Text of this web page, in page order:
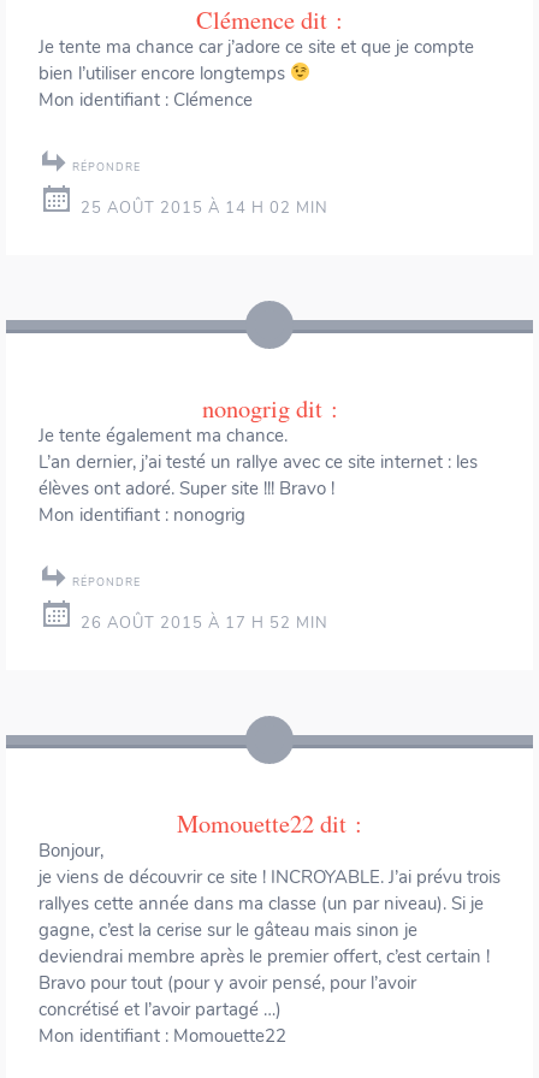
Clémencedit :
Je tente ma chance car j’adore ce site et que je compte
bien l’utiliser encore longtemps
Mon identifiant : Clémence
RÉPONDRE
25 AOÛT 2015 À 14 H 02 MIN
nonogrigdit :
Je tente également ma chance.
L’an dernier, j’ai testé un rallye avec ce site internet : les
élèves ont adoré. Super site !!! Bravo !
Mon identifiant : nonogrig
RÉPONDRE
26 AOÛT 2015 À 17 H 52 MIN
Momouette22dit :
Bonjour,
je viens de découvrir ce site ! INCROYABLE. J’ai prévu trois
rallyes cette année dans ma classe (un par niveau). Si je
gagne, c’est la cerise sur le gâteau mais sinon je
deviendrai membre après le premier offert, c’est certain !
Bravo pour tout (pour y avoir pensé, pour l’avoir
concrétisé et l’avoir partagé …)
Mon identifiant : Momouette22